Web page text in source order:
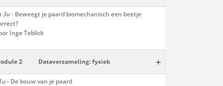
3u - Beweegt je paard biomechanisch een beetje
Inge Teblick
2 Dataverzameling: fysiek +
- De bouw van je paard